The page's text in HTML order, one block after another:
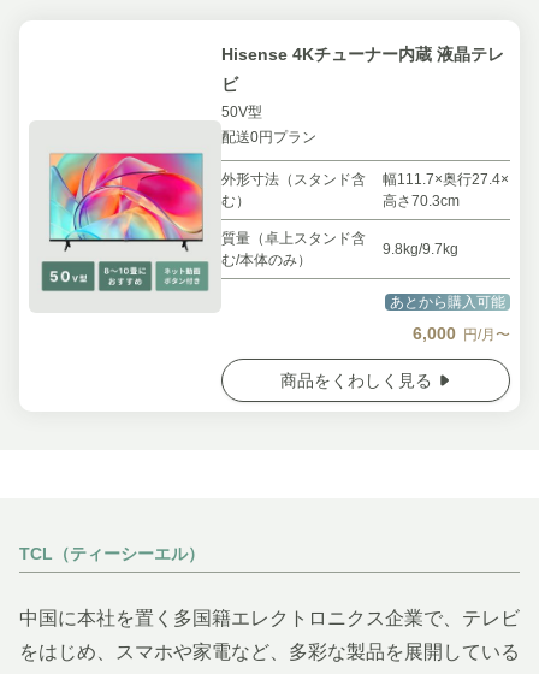
Hisense 4Kチューナー内蔵 液晶テレ
ビ
50V型
配送0円プラン
外形寸法（スタンド含
む）
幅111.7×奥行27.4×
高さ70.3cm
質量（卓上スタンド含
む/本体のみ）
9.8kg/9.7kg
あとから購入可能
6,000 円/月〜
商品をくわしく見る
TCL（ティーシーエル）
中国に本社を置く多国籍エレクトロニクス企業で、テレビ
をはじめ、スマホや家電など、多彩な製品を展開している